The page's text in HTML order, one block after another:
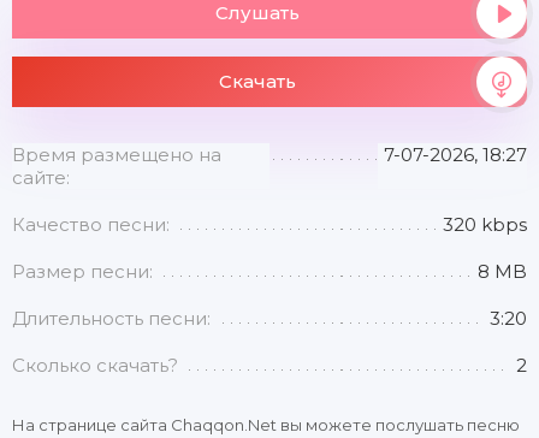
Слушать
Скачать
Время размещено на
сайте:
7-07-2026, 18:27
Качество песни: 320 kbps
Размер песни: 8 MB
Длительность песни: 3:20
Сколько скачать? 2
На странице сайта Chaqqon.Net вы можете послушать песню